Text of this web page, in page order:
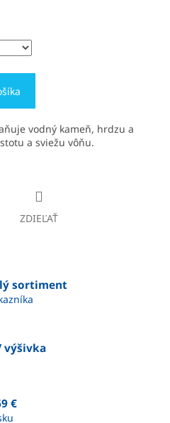
vodný kameň, hrdzu a
a sviežu vôňu.
ZDIEĽAŤ
sortiment
výšivka
€